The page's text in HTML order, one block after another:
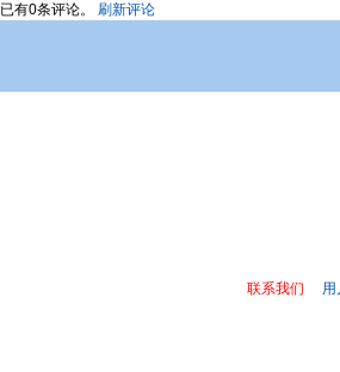
已有0条评论。 刷新评论
联系我们 用